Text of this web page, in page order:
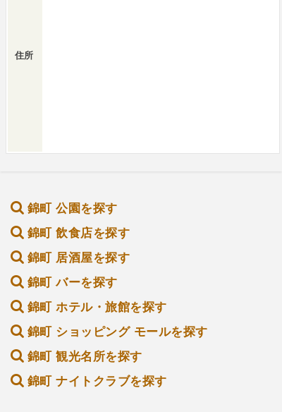
住所
錦町 公園を探す
錦町 飲食店を探す
錦町 居酒屋を探す
錦町 バーを探す
錦町 ホテル・旅館を探す
錦町 ショッピング モールを探す
錦町 観光名所を探す
錦町 ナイトクラブを探す